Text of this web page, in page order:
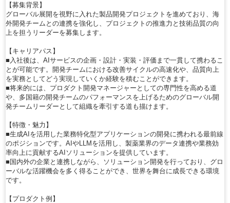
【募集背景】
グローバル展開を視野に入れた製品開発プロジェクトを進めており、海
外開発チームとの連携を強化し、プロジェクトの推進力と技術品質の向
上を担うリーダーを募集します。
【キャリアパス】
■入社後は、AIサービスの企画・設計・実装・評価まで一貫して携わるこ
とが可能です。開発チームにおける改善サイクルの高速化や、品質向上
を実務としてどう実現していくか経験を積むことができます。
■将来的には、プロダクト開発マネージャーとしての専門性を高める道
や、多国籍の開発チームのパフォーマンスを上げるためのグローバル開
発チームリーダーとして組織を牽引する道も描けます。
【特徴・魅力】
■生成AIを活用した業務特化型アプリケーションの開発に携われる最前線
のポジションです。AIやLLMを活用し、製薬業界のデータ連携や業務効
率向上に貢献するAIソリューションを提供しています。
■国内外の企業と連携しながら、ソリューション開発を行っており、グロ
ーバルな活躍機会を多く得ることができ、世界を舞台に成長できる環境
です。
【プロダクト例】